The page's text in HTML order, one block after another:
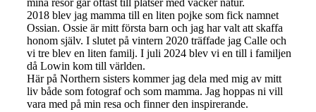
mina resor går oftast till platser med vacker natur.
2018 blev jag mamma till en liten pojke som fick namnet
Ossian. Ossie är mitt första barn och jag har valt att skaffa
honom själv. I slutet på vintern 2020 träffade jag Calle och
vi tre blev en liten familj. I juli 2024 blev vi en till i familjen
då Lowin kom till världen.
Här på Northern sisters kommer jag dela med mig av mitt
liv både som fotograf och som mamma. Jag hoppas ni vill
vara med på min resa och finner den inspirerande.